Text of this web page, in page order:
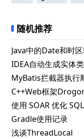
随机推荐
Java中的Date和时
IDEA自动生成实体类
MyBatis拦截器执行
C++Web框架
使用 SOAR 优化 SQL
Gradle使用记录
浅谈ThreadLocal